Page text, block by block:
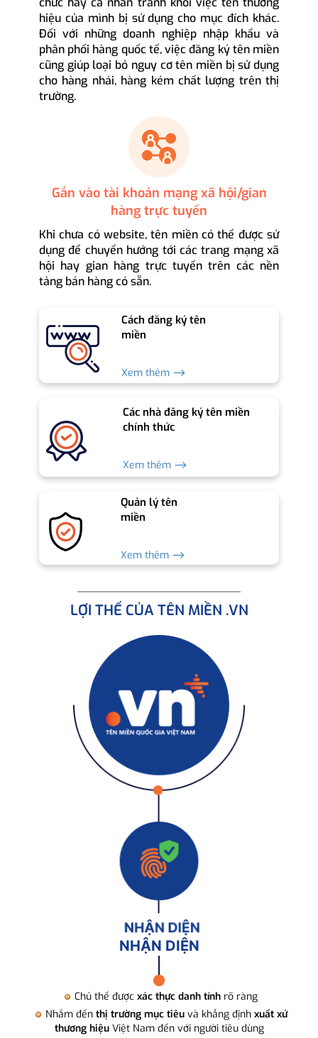
hiệu của mình bị sử dụng cho mục đích khác.
Đối với những doanh nghiệp nhập khẩu và
phân phối hàng quốc tế, việc đăng ký tên miền
cũng giúp loại bỏ nguy cơ tên miền bị sử dụng
cho hàng nhái, hàng kém chất lượng trên thị
trường.
Gắn vào tài khoản mạng xã hội/gian
hàng trực tuyến
Khi chưa có website, tên miền có thể được sử
dụng để chuyển hướng tới các trang mạng xã
hội hay gian hàng trực tuyến trên các nền
tảng bán hàng có sẵn.
Cách đăng ký tên
miền
Xem thêm ⟶
Các nhà đăng ký tên miền
chính thức
Xem thêm ⟶
Quản lý tên
miền
Xem thêm ⟶
LỢI THẾ CỦA TÊN MIỀN .VN
NHẬN DIỆN
Chủ thể được xác thực danh tính rõ ràng
Nhắm đến thị trường mục tiêuvà khẳng định xuất xứ
thương hiệuViệt Nam đến với người tiêu dùng